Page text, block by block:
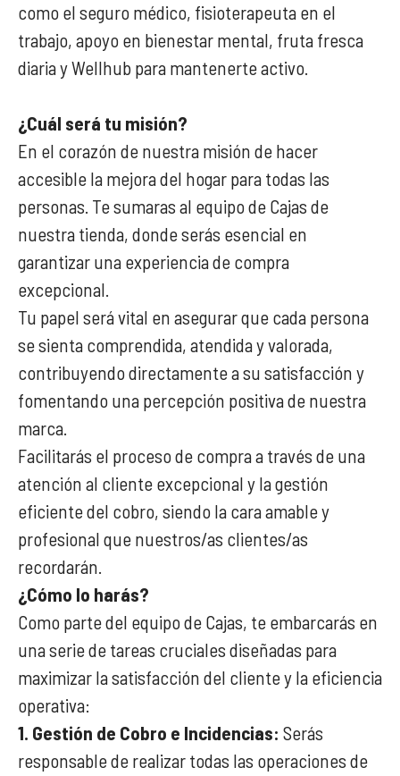
como el seguro médico, fisioterapeuta en el
trabajo, apoyo en bienestar mental, fruta fresca
diaria y Wellhub para mantenerte activo.
¿Cuál será tu misión?
En el corazón de nuestra misión de hacer
accesible la mejora del hogar para todas las
personas. Te sumaras al equipo de Cajas de
nuestra tienda, donde serás esencial en
garantizar una experiencia de compra
excepcional.
Tu papel será vital en asegurar que cada persona
se sienta comprendida, atendida y valorada,
contribuyendo directamente a su satisfacción y
fomentando una percepción positiva de nuestra
marca.
Facilitarás el proceso de compra a través de una
atención al cliente excepcional y la gestión
eficiente del cobro, siendo la cara amable y
profesional que nuestros/as clientes/as
recordarán.
¿Cómo lo harás?
Como parte del equipo de Cajas, te embarcarás en
una serie de tareas cruciales diseñadas para
maximizar la satisfacción del cliente y la eficiencia
operativa:
1. Gestión de Cobro e Incidencias: Serás
responsable de realizar todas las operaciones de